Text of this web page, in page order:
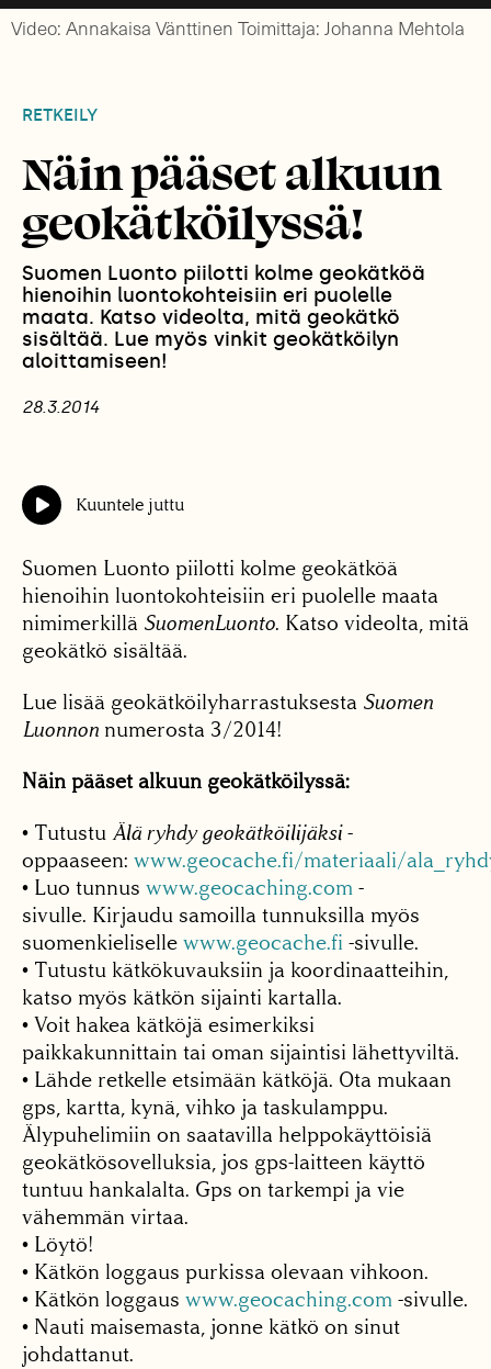
Video: Annakaisa Vänttinen Toimittaja: Johanna Mehtola
RETKEILY
Näin pääset alkuun
geokätköilyssä!
Suomen Luonto piilotti kolme geokätköä
hienoihin luontokohteisiin eri puolelle
maata. Katso videolta, mitä geokätkö
sisältää. Lue myös vinkit geokätköilyn
aloittamiseen!
28.3.2014
Kuuntele juttu
Suomen Luonto piilotti kolme geokätköä
hienoihin luontokohteisiin eri puolelle maata
nimimerkillä SuomenLuonto. Katso videolta, mitä
geokätkö sisältää.
Lue lisää geokätköilyharrastuksesta Suomen
Luonnon numerosta 3/2014!
Näin pääset alkuun geokätköilyssä:
• Tutustu Älä ryhdy geokätköilijäksi-
oppaaseen: www.geocache.fi/materiaali/
• Luo tunnus www.geocaching.com -
sivulle. Kirjaudu samoilla tunnuksilla myös
suomenkieliselle www.geocache.fi -sivulle.
• Tutustu kätkökuvauksiin ja koordinaatteihin,
katso myös kätkön sijainti kartalla.
• Voit hakea kätköjä esimerkiksi
paikkakunnittain tai oman sijaintisi lähettyviltä.
• Lähde retkelle etsimään kätköjä. Ota mukaan
gps, kartta, kynä, vihko ja taskulamppu.
Älypuhelimiin on saatavilla helppokäyttöisiä
geokätkösovelluksia, jos gps-laitteen käyttö
tuntuu hankalalta. Gps on tarkempi ja vie
vähemmän virtaa.
• Löytö!
• Kätkön loggaus purkissa olevaan vihkoon.
• Kätkön loggaus www.geocaching.com -sivulle.
• Nauti maisemasta, jonne kätkö on sinut
johdattanut.